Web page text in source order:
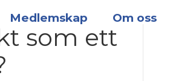
Medlemskap Om oss
som ett